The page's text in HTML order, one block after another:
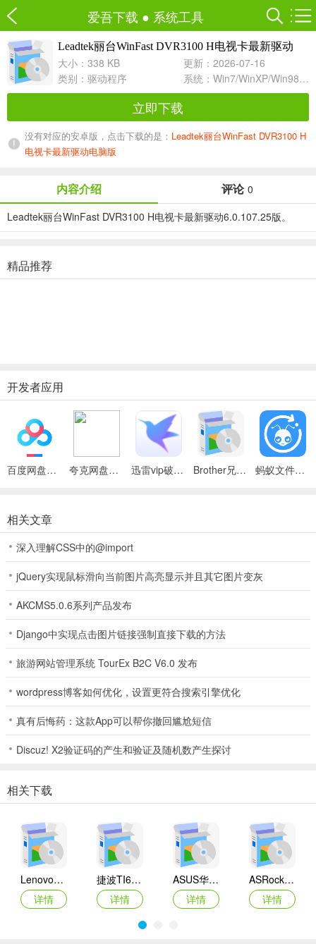
爱吾下载 ● 系统工具
Leadtek丽台WinFast DVR3100 H电视卡最新驱动
6.0.107.25 For XP
大小：338 KB
更新：2026-07-16
类别： 驱动程序 系统：Win7/WinXP/Win98/Win8/Win10兼容软件
立即下载
没有对应的安卓版，点击下载的是： Leadtek丽台WinFast DVR3100 H
电视卡最新驱动电脑版
内容介绍 评论 0
Leadtek丽台WinFast DVR3100 H电视卡最新驱动6.0.107.25版。
精品推荐
开发者应用
百度网盘绿色免安装Pc电脑版 夸克网盘官方正式版 迅雷vip破解版永久会员2024版 Brother兄弟 MFC-8480DN多功能一体机ISIS驱动 蚂蚁文件（数据恢复大师）
相关文章
深入理解CSS中的@import
jQuery实现鼠标滑向当前图片高亮显示并且其它图片变灰
AKCMS5.0.6系列产品发布
Django中实现点击图片链接强制直接下载的方法
旅游网站管理系统 TourEx B2C V6.0 发布
wordpress博客如何优化，设置更符合搜索引擎优化
真有后悔药：这款App可以帮你撤回尴尬短信
Discuz! X2验证码的产生和验证及随机数产生探讨
相关下载
Lenovo联想 Ideapad Z465/Z565系列笔记本 声卡驱动
详情
捷波TI61AG-A主板BIOS
详情
ASUS华硕F1A55-M LX3 R2.0主板BIOS
详情
ASRock华擎IMB-A160主板BIOS
详情